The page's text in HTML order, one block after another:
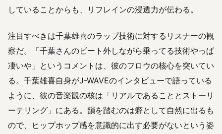
していることからも、リフレインの浸透力が伝わる。
注目すべきは千葉雄喜のラップ技術に対するリスナーの観
察だ。「千葉さんのビート外しながら乗ってる技術やっぱ
凄いや」というコメントは、彼のフロウの核心を突いてい
る。千葉雄喜自身がJ-WAVEのインタビューで語っている
ように、彼の音楽観の核は「リアルであることとストーリ
ーテリング」にある。韻を踏むのは癖として自然に出るも
ので、ヒップホップ感を意識的に出す必要がないという姿